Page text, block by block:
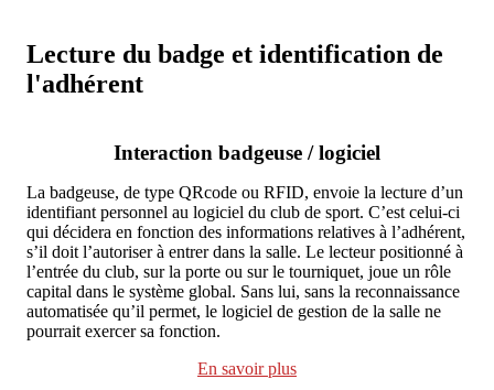
Lecture du badge et identification de
l'adhérent
Interaction badgeuse / logiciel
La badgeuse, de type QRcode ou RFID, envoie la lecture d’un
identifiant personnel au logiciel du club de sport. C’est celui-ci
qui décidera en fonction des informations relatives à l’adhérent,
s’il doit l’autoriser à entrer dans la salle. Le lecteur positionné à
l’entrée du club, sur la porte ou sur le tourniquet, joue un rôle
capital dans le système global. Sans lui, sans la reconnaissance
automatisée qu’il permet, le logiciel de gestion de la salle ne
pourrait exercer sa fonction.
En savoir plus